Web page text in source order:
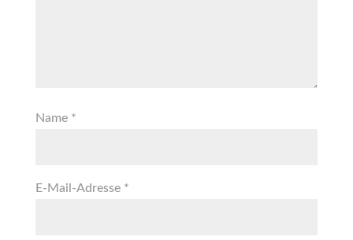
Name *
E-Mail-Adresse *